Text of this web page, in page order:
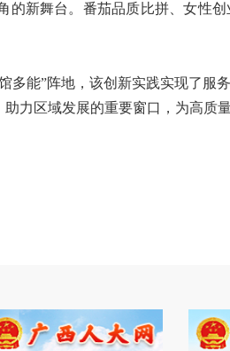
新舞台。番茄品质比拼、女性创
能”阵地，该创新实践实现了服
力区域发展的重要窗口，为高质